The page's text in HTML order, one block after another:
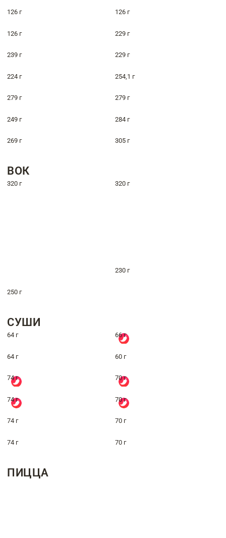
126 г 126 г
126 г 229 г
239 г 229 г
224 г 254,1 г
279 г 279 г
249 г 284 г
269 г 305 г
ВОК
320 г 320 г
230 г
250 г
СУШИ
64 г 66 г
64 г 60 г
74 г 70 г
74 г 70 г
74 г 70 г
74 г 70 г
ПИЦЦА